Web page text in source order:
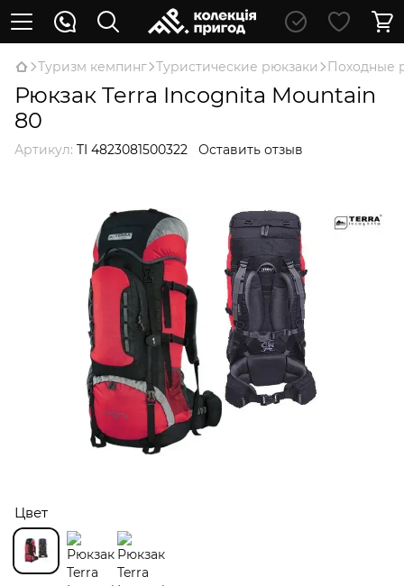
Туризм кемпинг Туристические рюкзаки Походные
Рюкзак Terra Incognita Mountain
80
Артикул: TI 4823081500322 Оставить отзыв
Цвет